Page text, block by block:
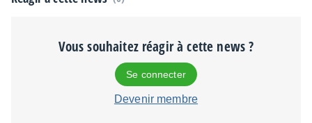
Vous souhaitez réagir à cette news ?
Se connecter
Devenir membre